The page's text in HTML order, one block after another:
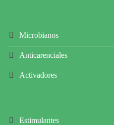
Microbianos
Anticarenciales
Activadores
Estimulantes